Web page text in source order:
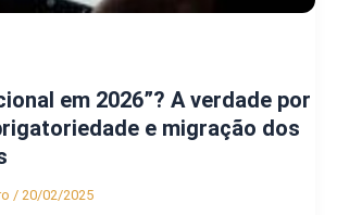
em 2026”? A verdade por
e migração dos
/ 20/02/2025